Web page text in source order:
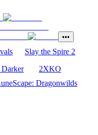
•••
Slay the Spire 2
2XKO
Dragonwilds